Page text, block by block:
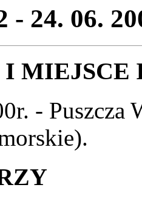
- 24. 06.
I MIEJSCE
-